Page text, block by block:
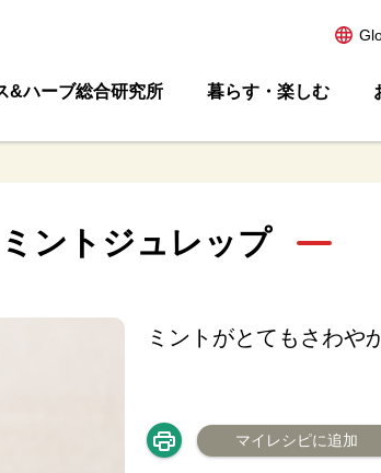
&ハーブ総合研究所 暮らす・楽しむ
ミントジュレップ
ミントがとてもさわや
マイレシピに追加